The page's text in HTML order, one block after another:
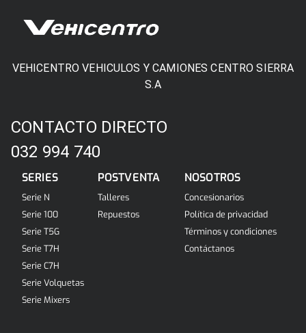
VEHICENTRO VEHICULOS Y CAMIONES CENTRO SIERRA
S.A
CONTACTO DIRECTO
032 994 740
SERIES
Serie N
Serie 100
Serie T5G
Serie T7H
Serie C7H
Serie Volquetas
Serie Mixers
POSTVENTA
Talleres
Repuestos
NOSOTROS
Concesionarios
Política de privacidad
Términos y condiciones
Contáctanos